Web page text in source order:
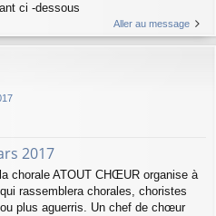
ci -dessous
Aller au message
2017
chorale ATOUT CHŒUR organise à
rassemblera chorales, choristes
plus aguerris. Un chef de chœur